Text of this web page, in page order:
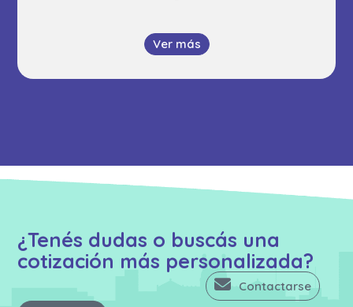
Ver más
¿Tenés dudas o buscás una
cotización más personalizada?
Contactarse